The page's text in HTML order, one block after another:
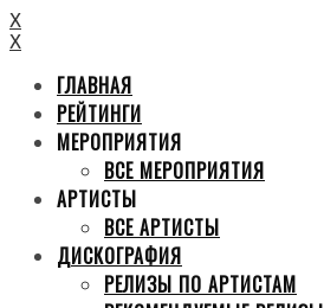
X
X
ГЛАВНАЯ
РЕЙТИНГИ
МЕРОПРИЯТИЯ
ВСЕ МЕРОПРИЯТИЯ
АРТИСТЫ
ВСЕ АРТИСТЫ
ДИСКОГРАФИЯ
РЕЛИЗЫ ПО АРТИСТАМ